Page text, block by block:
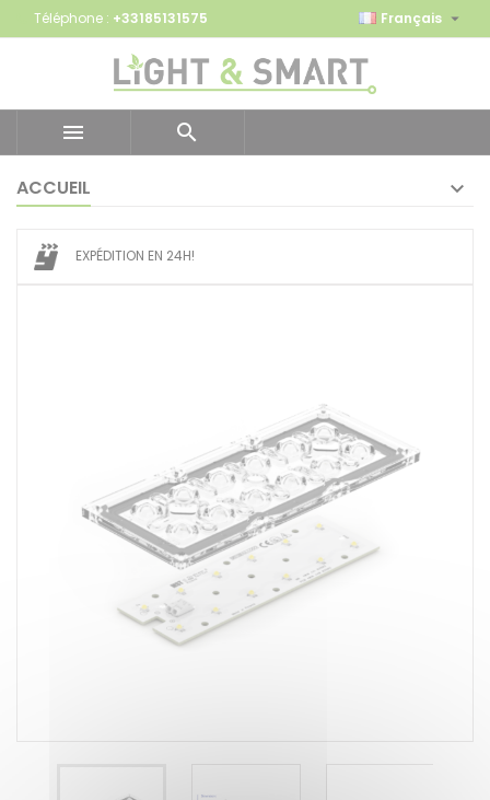
Téléphone : +33185131575 Français 
 
ACCUEIL
EXPÉDITION EN 24H!